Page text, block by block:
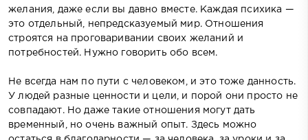
желания, даже если вы давно вместе. Каждая психика —
это отдельный, непредсказуемый мир. Отношения
строятся на проговаривании своих желаний и
потребностей. Нужно говорить обо всем.
Не всегда нам по пути с человеком, и это тоже данность.
У людей разные ценности и цели, и порой они просто не
совпадают. Но даже такие отношения могут дать
временный, но очень важный опыт. Здесь можно